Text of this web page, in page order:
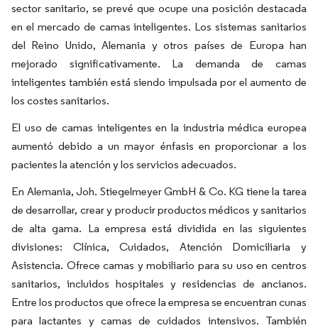
sector sanitario, se prevé que ocupe una posición destacada
en el mercado de camas inteligentes. Los sistemas sanitarios
del Reino Unido, Alemania y otros países de Europa han
mejorado significativamente. La demanda de camas
inteligentes también está siendo impulsada por el aumento de
los costes sanitarios.
El uso de camas inteligentes en la industria médica europea
aumentó debido a un mayor énfasis en proporcionar a los
pacientes la atención y los servicios adecuados.
En Alemania, Joh. Stiegelmeyer GmbH & Co. KG tiene la tarea
de desarrollar, crear y producir productos médicos y sanitarios
de alta gama. La empresa está dividida en las siguientes
divisiones: Clínica, Cuidados, Atención Domiciliaria y
Asistencia. Ofrece camas y mobiliario para su uso en centros
sanitarios, incluidos hospitales y residencias de ancianos.
Entre los productos que ofrece la empresa se encuentran cunas
para lactantes y camas de cuidados intensivos. También